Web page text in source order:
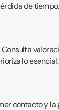
de
lo
contacto y